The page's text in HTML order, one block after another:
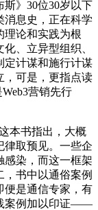
》30位30岁以下
消息史，正在科学
理论和实践为根
、立异型组织、
定计谋和施行计谋
，可是，更指点读
营销先行
本书指出，大概
律取预见。一些企
感染，而这一框架
书中以通俗案例
便是通信专家，有
案例加以印证——